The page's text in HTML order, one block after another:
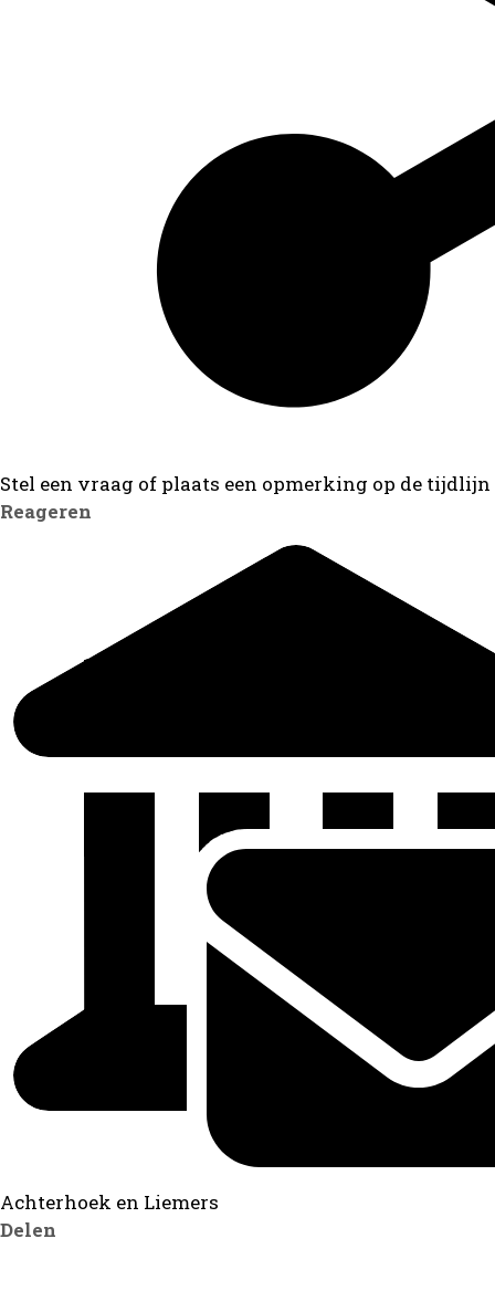
Stel een vraag of plaats een opmerking op de tijdlijn
Reageren
Achterhoek en Liemers
Delen